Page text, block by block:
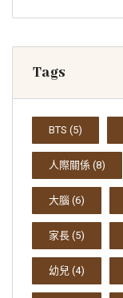
Tags
BTS (5)
人際關係 (8)
大腦 (6)
家長 (5)
幼兒 (4)